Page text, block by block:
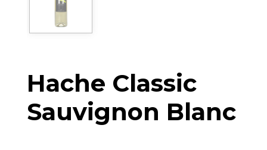
Hache Classic
Sauvignon Blanc